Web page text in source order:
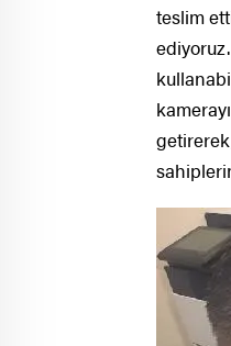
teslim